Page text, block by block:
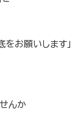
お願いします」
んか